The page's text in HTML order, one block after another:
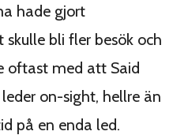
hade gjort
bli fler besök och
oftast med att Said
on-sight, hellre än
på en enda led.